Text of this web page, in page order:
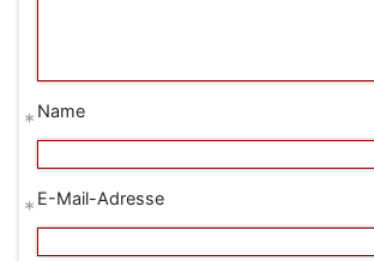
Name
*
E-Mail-Adresse
*